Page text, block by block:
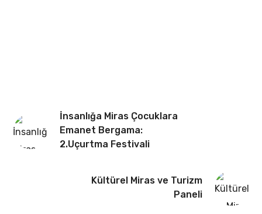
İnsanlığa Miras Çocuklara
Emanet Bergama:
2.Uçurtma Festivali
Kültürel Miras ve Turizm
Paneli